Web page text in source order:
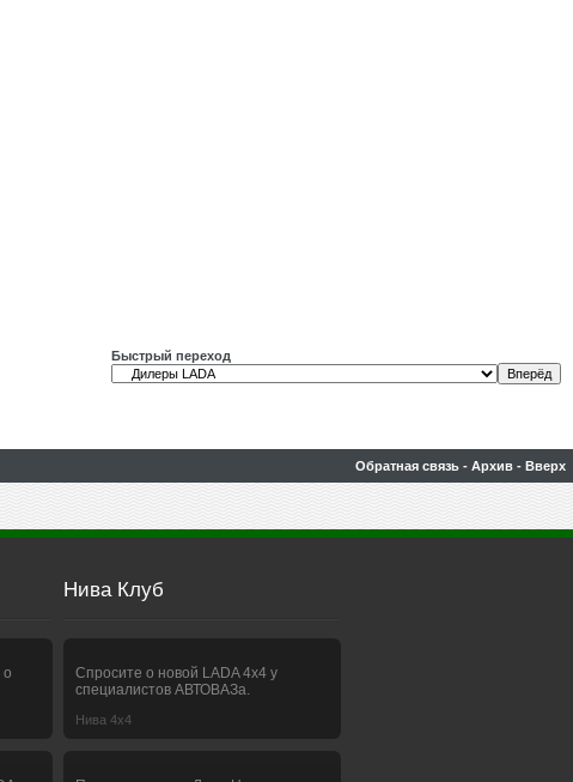
Быстрый переход
Обратная связь - Архив - Вверх
о
Нива Клуб
Спросите о новой LADA 4x4 у
специалистов АВТОВАЗа.
Нива 4х4